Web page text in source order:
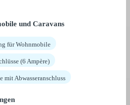
und Caravans
für Wohnmobile
(6 Ampère)
mit Abwasseranschluss